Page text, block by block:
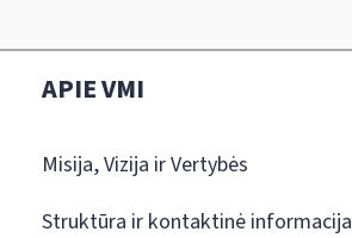
APIE VMI
Misija, Vizija ir Vertybės
Struktūra ir kontaktinė informacija